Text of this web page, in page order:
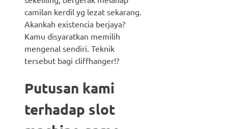
camilan kerdil yg lezat sekarang.
Akankah existencia berjaya?
Kamu disyaratkan memilih
mengenal sendiri. Teknik
tersebut bagi cliffhanger!?
Putusan kami
terhadap slot